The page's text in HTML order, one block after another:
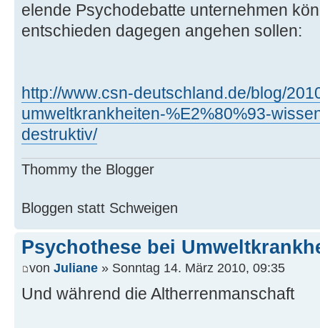
elende Psychodebatte unternehmen
entschieden dagegen angehen sollen:
http://www.csn-deutschland.de/blog/
umweltkrankheiten-%E2%80%93-
destruktiv/
Thommy the Blogger
Bloggen statt Schweigen
Psychothese bei
von Juliane » Sonntag 14. März 2010, 09:35
Und während die Altherrenmanschaft